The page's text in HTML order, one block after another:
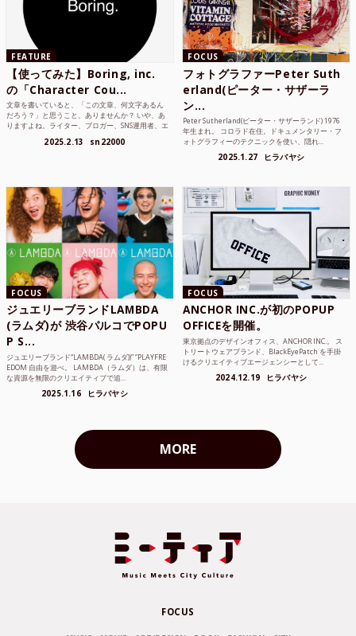
FEATURE
【使ってみた】Boring, inc.
の「Character Cou...
文章を書いていると、「この文章、何文字あるん
だろう？」と思うこと、ありませんか？ いや、あ
りますよね。ライター、ブロガー、SNS運用者、エ
2025.2.13 sn22000
FOCUS
フォトグラファーPeter Suth
erland(ピーター・サザーラ
ン...
Peter Sutherland(ピーター・サザーランド) 1976
年生まれ。 コロラド在住。ドキュメンタリー・フ
ォトグラフィーのテクニックを使い、隠れ...
2025.1.27 ヒラバヤシ
FOCUS
ジュエリーブランドLAMBDA
(ラムダ)が 渋谷パルコでPOPU
P S...
ジュエリーブランド“LAMBDA( ラムダ))” “PLAYFRE
EDOM 自由を遊べ。 LAMBDA（ラムダ）は、有限
な資源を無限のクリエイティブで追...
2025.1.16 ヒラバヤシ
FOCUS
ANCHOR INC.が初のPOPUP
OFFICEを開催。
東京拠点のデザインオフィス、ANCHOR INC.。 ス
トリートウェアブランド、BlackEyePatch を手掛
けるクリエイティブエージェンシーとして...
2024.12.19 ヒラバヤシ
MORE
FOCUS